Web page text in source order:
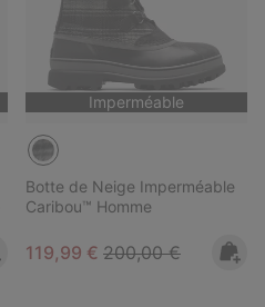
Imperméable
Botte de Neige Imperméable
Caribou™ Homme
Sale price:
119,99 € Regular price:
200,00 €